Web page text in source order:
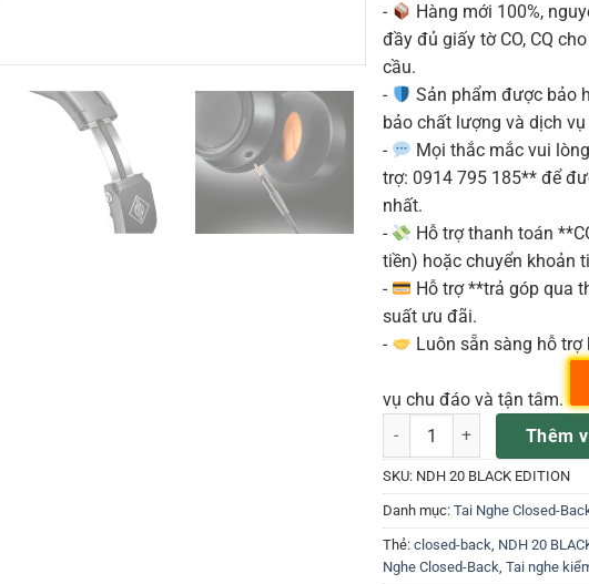
-
Hàng mới 100%,
đầy đủ giấy tờ CO, CQ
cầu.
-
Sản phẩm được bảo
bảo chất lượng và dịch
-
Mọi thắc mắc vui
trợ: 0914 795 185** để
nhất.
-
Hỗ trợ thanh toán
tiền) hoặc chuyển khoản
-
Hỗ trợ **trả góp qua
suất ưu đãi.
-
Luôn sẵn sàng hỗ
vụ chu đáo và tận tâm.
Neumann NDH 20 BLACK
Thêm
SKU: NDH 20 BLACK EDITION
Danh mục: Tai Nghe Closed-
Thẻ: closed-back, NDH 20
Nghe Closed-Back, Tai nghe